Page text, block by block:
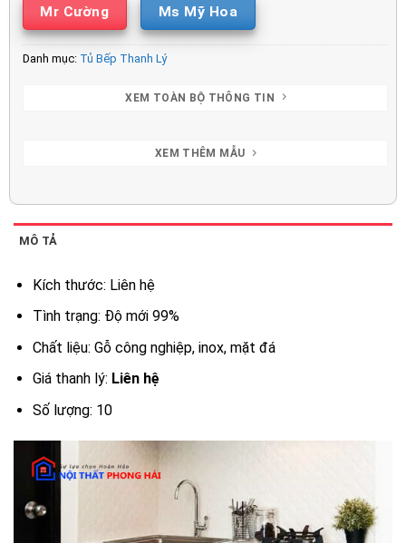
Mr Cường Ms Mỹ Hoa
Danh mục: Tủ Bếp Thanh Lý
XEM TOÀN BỘ THÔNG TIN
XEM THÊM MẪU
MÔ TẢ
Kích thước: Liên hệ
Tình trạng: Độ mới 99%
Chất liệu: Gỗ công nghiệp, inox, mặt đá
Giá thanh lý: Liên hệ
Số lượng: 10